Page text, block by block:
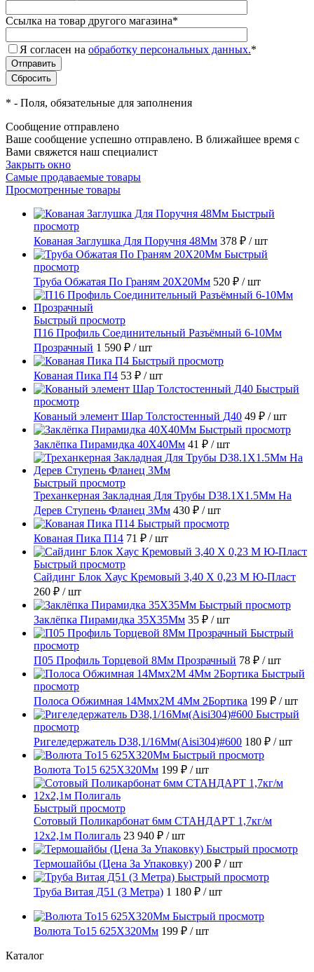
Ссылка на товар другого магазина*
Я согласен на обработку персональных данных.*
* - Поля, обязательные для заполнения
Сообщение отправлено
Ваше сообщение успешно отправлено. В ближайшее время с
Вами свяжется наш специалист
Закрыть окно
Самые продаваемые товары
Просмотренные товары
Быстрый
просмотр
Кованая Заглушка Для Поручня 48Мм 378 ₽ / шт
Быстрый
просмотр
Труба Обжатая По Граням 20X20Мм 520 ₽ / шт
Быстрый просмотр
П16 Профиль Соединительный Разъёмный 6-10Мм
Прозрачный 1 590 ₽ / шт
Быстрый просмотр
Кованая Пика П4 53 ₽ / шт
Быстрый
просмотр
Кованый элемент Шар Толстостенный Д40 49 ₽ / шт
Быстрый просмотр
Заклёпка Пирамидка 40X40Мм 41 ₽ / шт
Быстрый просмотр
Треханкерная Закладная Для Трубы D38.1Х1.5Мм На
Дерев Ступень Фланец 3Мм 430 ₽ / шт
Быстрый просмотр
Кованая Пика П14 71 ₽ / шт
Быстрый просмотр
Сайдинг Блок Хаус Кремовый 3,40 Х 0,23 М Ю-Пласт
260 ₽ / шт
Быстрый просмотр
Заклёпка Пирамидка 35X35Мм 35 ₽ / шт
Быстрый
просмотр
П05 Профиль Торцевой 8Мм Прозрачный 78 ₽ / шт
Быстрый
просмотр
Полоса Обжимная 14Ммх2М 4Мм 2Бортика 199 ₽ / шт
Быстрый
просмотр
Ригеледержатель D38,1/16Мм(Aisi304)#600 180 ₽ / шт
Быстрый просмотр
Волюта То15 625X320Мм 199 ₽ / шт
Быстрый просмотр
Сотовый Поликарбонат 6мм СТАНДАРТ 1,7кг/м
12х2,1м Полигаль 23 940 ₽ / шт
Быстрый просмотр
Термошайбы (Цена За Упаковку) 200 ₽ / шт
Быстрый просмотр
Труба Витая Д51 (3 Метра) 1 180 ₽ / шт
Быстрый просмотр
Волюта То15 625X320Мм 199 ₽ / шт
Каталог